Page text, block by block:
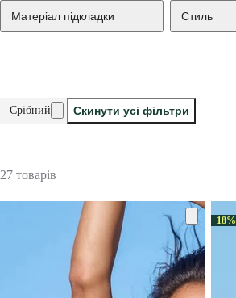
Матеріал підкладки Стиль
Срібний Скинути усі фільтри
27 товарів
−18%